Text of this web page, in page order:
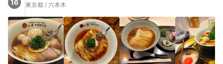
16 東京都 / 六本木